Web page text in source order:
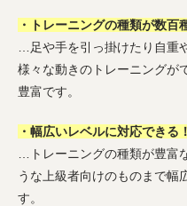
・トレーニングの種類が数百
…足や手を引っ掛けたり自重
様々な動きのトレーニングが
豊富です。
・幅広いレベルに対応できる！
…トレーニングの種類が豊富
うな上級者向けのものまで幅
す。